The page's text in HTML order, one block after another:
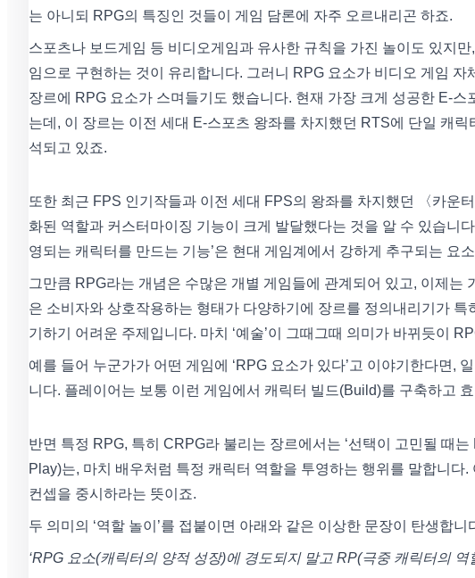
는 아니되 RPG의 특징인 것들이 게임 담론에 자주 오르내리곤 하죠.
스포츠나 보드게임 등 비디오게임과 유사한 규칙을 가진 놀이도 있지
임으로 구현하는 것이 유리합니다. 그러니 RPG 요소가 비디오 게임
장르에 RPG 요소가 스며들기도 했습니다. 현재 가장 크게 성공한 E-
는데, 이 장르는 이전 세대 E-스포츠 왕좌를 차지했던 RTS에 단일 캐
석되고 있죠.
또한 최근 FPS 인기작들과 이전 세대 FPS의 왕좌를 차지했던 〈카운
화된 역할과 커스터마이징 기능이 크게 발달했다는 것을 알 수 있습니
영되는 캐릭터를 만드는 기능’은 현대 게임계에서 강하게 추구되는 요
그만큼 RPG라는 개념은 수많은 개별 게임들에 관계되어 있고, 이제는
은 소비자와 상호작용하는 형태가 다양하기에 장르를 정의내리기가
기하기 어려운 주제입니다. 마치 ‘예술’이 그때그때 의미가 바뀌듯이
예를 들어 누군가가 어떤 게임에 ‘RPG 요소가 있다’고 이야기한다면,
니다. 플레이어는 보통 이런 게임에서 캐릭터 빌드(Build)를 구축하고
반면 특정 RPG, 특히 CRPG라 불리는 장르에서는 ‘선택이 고민될 때
Play)는, 마치 배우처럼 특정 캐릭터 역할을 투영하는 행위를 말합니다
컨셉을 중시하라는 뜻이죠.
두 의미의 ‘역할 놀이’를 접붙이면 아래와 같은 이상한 문장이 탄생합니
‘RPG 요소(캐릭터의 양적 성장)에 경도되지 말고 RP(극중 캐릭터의 역